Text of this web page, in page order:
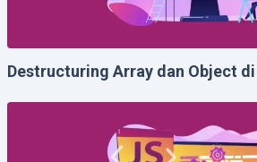
Destructuring Array dan Object